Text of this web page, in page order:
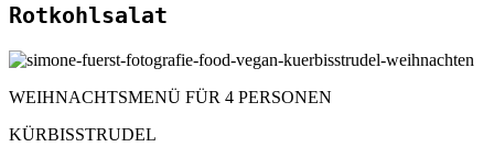
Rotkohlsalat
WEIHNACHTSMENÜ FÜR 4 PERSONEN
KÜRBISSTRUDEL